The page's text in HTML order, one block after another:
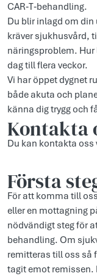
CAR‑T‑behandling.
Du blir inlagd om
kräver sjukhusvård,
näringsproblem. Hur
dag till flera veckor.
Vi har öppet dygnet
både akuta och
känna dig trygg och
Kontakta
Du kan kontakta oss
Första
För att komma till
eller en mottagning
nödvändigt steg för
behandling. Om
remitteras till oss så
tagit emot remissen.